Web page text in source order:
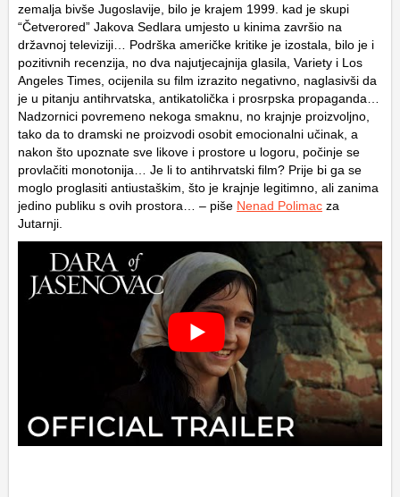
zemalja bivše Jugoslavije, bilo je krajem 1999. kad je skupi
“Četverored” Jakova Sedlara umjesto u kinima završio na
državnoj televiziji… Podrška američke kritike je izostala, bilo je i
pozitivnih recenzija, no dva najutjecajnija glasila, Variety i Los
Angeles Times, ocijenila su film izrazito negativno, naglasivši da
je u pitanju antihrvatska, antikatolička i prosrpska propaganda…
Nadzornici povremeno nekoga smaknu, no krajnje proizvoljno,
tako da to dramski ne proizvodi osobit emocionalni učinak, a
nakon što upoznate sve likove i prostore u logoru, počinje se
provlačiti monotonija… Je li to antihrvatski film? Prije bi ga se
moglo proglasiti antiustaškim, što je krajnje legitimno, ali zanima
jedino publiku s ovih prostora… – piše Nenad Polimac za
Jutarnji.